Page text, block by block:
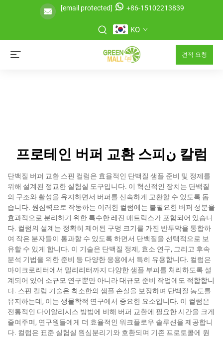
[email protected] +86-15102213839
KO
견적 요청
프로테인 버퍼 교환 스피ن 칼럼
단백질 버퍼 교환 스핀 컬럼은 효율적인 단백질 샘플 준비 및 정제를
위해 설계된 정교한 실험실 도구입니다. 이 혁신적인 장치는 단백질
의 구조와 활성을 유지하면서 버퍼를 신속하게 교환할 수 있도록 돕
습니다. 원심력으로 작동하는 이러한 컬럼에는 불필요한 버퍼 성분을
효과적으로 분리하기 위한 특수한 레진 매트릭스가 포함되어 있습니
다. 컬럼의 설계는 정확히 제어된 구멍 크기를 가진 반투막을 통합하
여 작은 분자들이 통과할 수 있도록 하면서 단백질을 선택적으로 보
유할 수 있게 합니다. 이 기술은 단백질 정제, 효소 연구, 그리고 후속
분석 기법을 위한 준비 등 다양한 응용에서 특히 유용합니다. 컬럼은
마이크로리터에서 밀리리터까지 다양한 샘플 부피를 처리하도록 설
계되어 있어 소규모 연구뿐만 아니라 대규모 준비 작업에도 적합합니
다. 스핀 컬럼 기술은 최소한의 샘플 손실을 보장하며 단백질 농도를
유지하는데, 이는 생물학적 연구에서 중요한 요소입니다. 이 컬럼은
전통적인 다이알리시스 방법에 비해 버퍼 교환에 필요한 시간을 크게
줄여주며, 연구원들에게 더 효율적인 워크플로우 솔루션을 제공합니
다. 컬럼은 표준 실험실 원심분리기와 호환되며 기존 프로토콜에 원